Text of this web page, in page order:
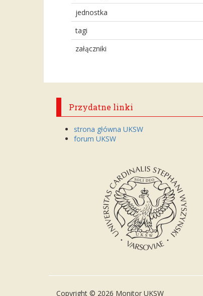
jednostka
tagi
załączniki
Przydatne linki
strona główna UKSW
forum UKSW
Copyright © 2026 Monitor UKSW